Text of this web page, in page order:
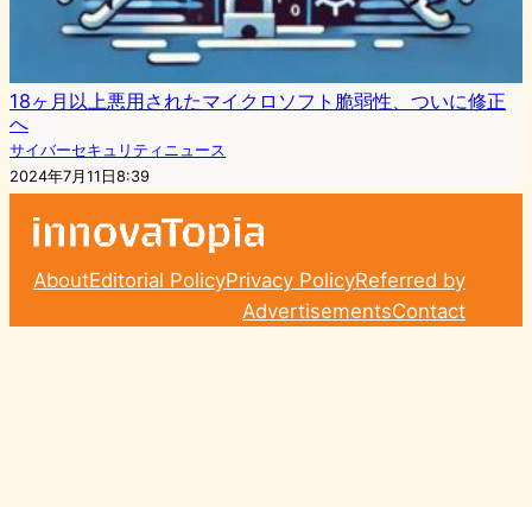
18ヶ月以上悪用されたマイクロソフト脆弱性、ついに修正
へ
サイバーセキュリティニュース
2024年7月11日8:39
AboutEditorial PolicyPrivacy PolicyReferred by
AdvertisementsContact